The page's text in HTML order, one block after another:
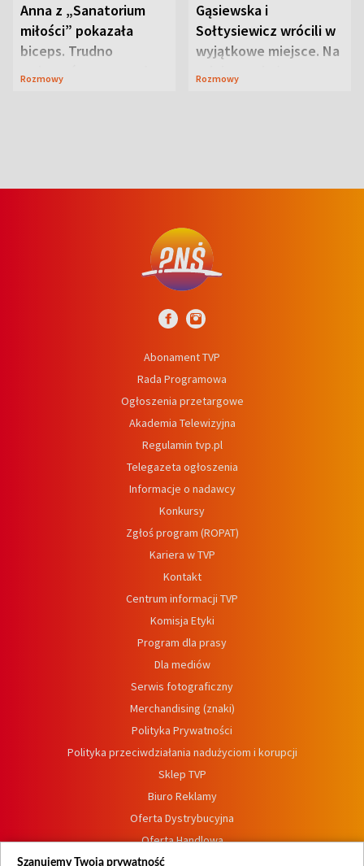
Anna z „Sanatorium
miłości” pokazała
biceps. Trudno
uwierzyć, co przeszła
Rozmowy
Gąsiewska i
Sołtysiewicz wrócili w
wyjątkowe miejsce. Na
szlaku czekał
Rozmowy
Abonament TVP
Rada Programowa
Ogłoszenia przetargowe
Akademia Telewizyjna
Regulamin tvp.pl
Telegazeta ogłoszenia
Informacje o nadawcy
Konkursy
Zgłoś program (ROPAT)
Kariera w TVP
Kontakt
Centrum informacji TVP
Komisja Etyki
Program dla prasy
Dla mediów
Serwis fotograficzny
Merchandising (znaki)
Polityka Prywatności
Polityka przeciwdziałania nadużyciom i korupcji
Sklep TVP
Biuro Reklamy
Oferta Dystrybucyjna
Oferta Handlowa
Dostępność
Szanujemy Twoją prywatność